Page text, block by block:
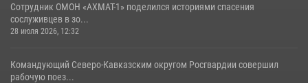
Сотрудник ОМОН «АХМАТ-1» поделился историями спасения
сослуживцев в зо...
28 июля 2026, 12:32
Командующий Северо-Кавказским округом Росгвардии совершил
рабочую поез...